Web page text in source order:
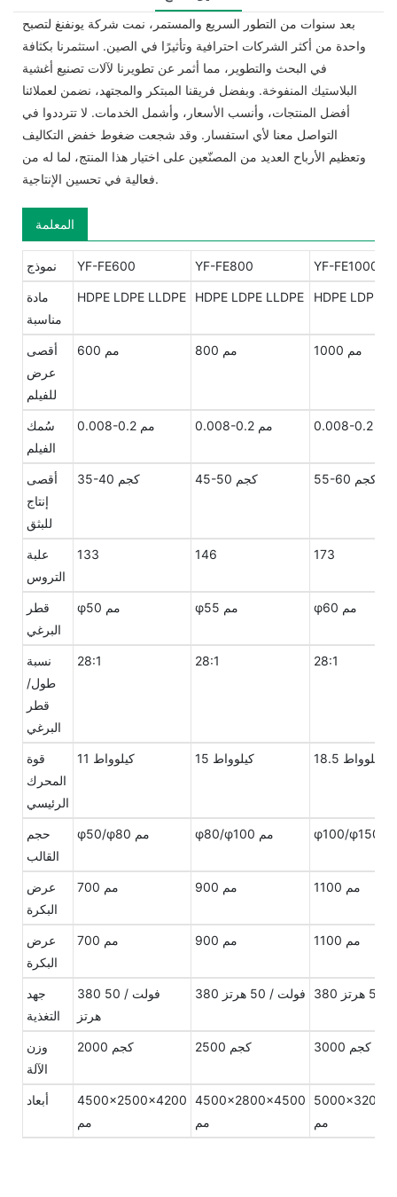
بعد سنوات من التطور السريع والمستمر، نمت شركة يونفنغ لتصبح
واحدة من أكثر الشركات احترافية وتأثيرًا في الصين. استثمرنا بكثافة
في البحث والتطوير، مما أثمر عن تطويرنا لآلات تصنيع أغشية
البلاستيك المنفوخة. وبفضل فريقنا المبتكر والمجتهد، نضمن لعملائنا
أفضل المنتجات، وأنسب الأسعار، وأشمل الخدمات. لا تترددوا في
التواصل معنا لأي استفسار. وقد شجعت ضغوط خفض التكاليف
وتعظيم الأرباح العديد من المصنّعين على اختيار هذا المنتج، لما له من
فعالية في تحسين الإنتاجية.
المعلمة
نموذج YF-FE600 YF-FE800 YF-FE1000
مادة
مناسبة
HDPE LDPE LLDPE HDPE LDPE LLDPE HDPE LDPE
أقصى
عرض
للفيلم
600 مم 800 مم 1000 مم
سُمك
الفيلم
0.008-0.2 مم 0.008-0.2 مم
أقصى
إنتاج
للبثق
35-40 كجم 45-50 كجم 55-60 كجم
علبة
التروس
133 146 173
قطر
البرغي
φ50 مم φ55 مم φ60 مم
نسبة
طول/
قطر
البرغي
28:1 28:1 28:1
قوة
المحرك
الرئيسي
11 كيلوواط 15 كيلوواط 18.5 كيلوواط
حجم
القالب
φ50/φ80 مم φ80/φ100 مم
عرض
البكرة
700 مم 900 مم 1100 مم
عرض
البكرة
700 مم 900 مم 1100 مم
جهد
التغذية
380 فولت / 50
هرتز
380 فولت / 50 هرتز
وزن
الآلة
2000 كجم 2500 كجم 3000 كجم
أبعاد
4500×2500×4200
مم
4500×2800×4500
مم
مم